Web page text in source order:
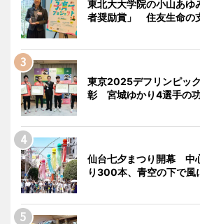
東北大大学院の小山あゆ
者奨励賞」 住友生命の
東京2025デフリンピッ
彰 宮城ゆかり4選手の功
仙台七夕まつり開幕 中
り300本、青空の下で風